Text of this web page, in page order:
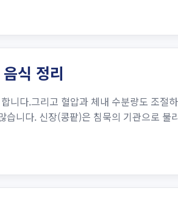
식 정리
니다.그리고 혈압과 체내 수분량도 조절
니다. 신장(콩팥)은 침묵의 기관으로